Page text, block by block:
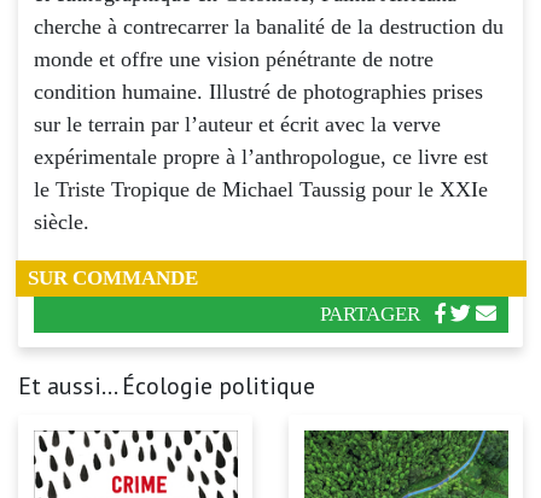
cherche à contrecarrer la banalité de la destruction du
monde et offre une vision pénétrante de notre
condition humaine. Illustré de photographies prises
sur le terrain par l’auteur et écrit avec la verve
expérimentale propre à l’anthropologue, ce livre est
le Triste Tropique de Michael Taussig pour le XXIe
siècle.
SUR COMMANDE
PARTAGER
Et aussi... Écologie politique